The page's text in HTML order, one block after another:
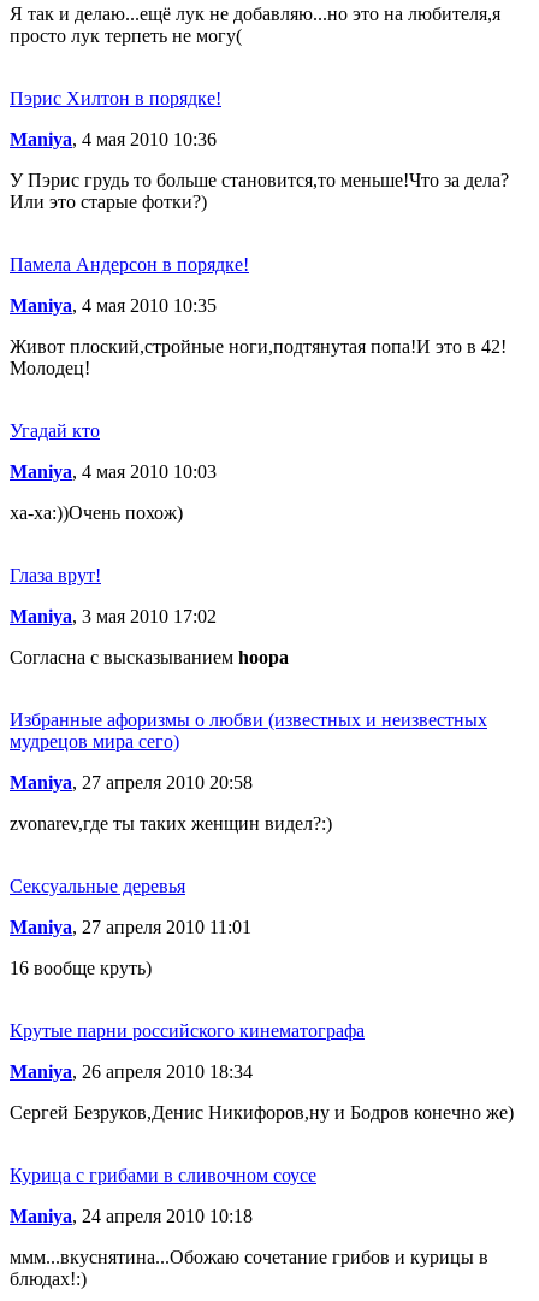
Я так и делаю...ещё лук не добавляю...но это на любителя,я
просто лук терпеть не могу(
Пэрис Хилтон в порядке!
Maniya, 4 мая 2010 10:36
У Пэрис грудь то больше становится,то меньше!Что за дела?
Или это старые фотки?)
Памела Андерсон в порядке!
Maniya, 4 мая 2010 10:35
Живот плоский,стройные ноги,подтянутая попа!И это в 42!
Молодец!
Угадай кто
Maniya, 4 мая 2010 10:03
ха-ха:))Очень похож)
Глаза врут!
Maniya, 3 мая 2010 17:02
Согласна с высказыванием hoopa
Избранные афоризмы о любви (известных и неизвестных
мудрецов мира сего)
Maniya, 27 апреля 2010 20:58
zvonarev,где ты таких женщин видел?:)
Сексуальные деревья
Maniya, 27 апреля 2010 11:01
16 вообще круть)
Крутые парни российского кинематографа
Maniya, 26 апреля 2010 18:34
Сергей Безруков,Денис Никифоров,ну и Бодров конечно же)
Курица с грибами в сливочном соусе
Maniya, 24 апреля 2010 10:18
ммм...вкуснятина...Обожаю сочетание грибов и курицы в
блюдах!:)